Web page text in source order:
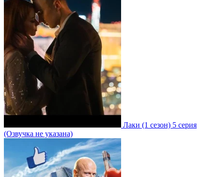
Лаки (1 сезон) 5 серия
(Озвучка не указана)